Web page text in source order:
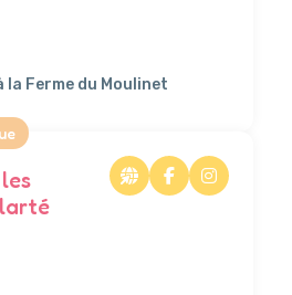
la Ferme du Moulinet